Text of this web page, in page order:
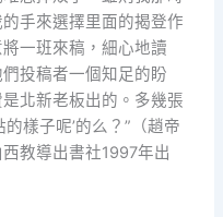
手來選擇里面的揭登作
一班來稿，細心地讀
投稿者一個知足的盼
北新老板出的。多幾張
樣子呢’的么？”（趙帝
教導出書社1997年出